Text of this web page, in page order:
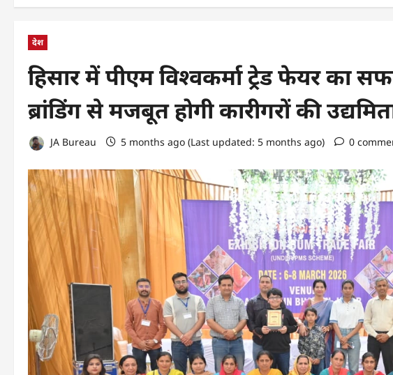
देश
हिसार में पीएम विश्वकर्मा ट्रेड फेयर का
ब्रांडिंग से मजबूत होगी कारीगरों की
JA Bureau 5 months ago (Last updated: 5 months ago) 0